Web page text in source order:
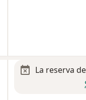
La reserva